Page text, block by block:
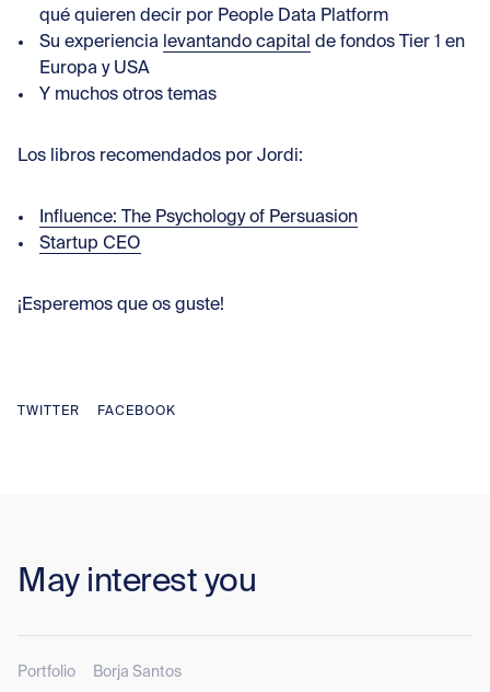
qué quieren decir por People Data Platform
Su experiencia levantando capital de fondos Tier 1 en
Europa y USA
Y muchos otros temas
Los libros recomendados por Jordi:
Influence: The Psychology of Persuasion
Startup CEO
¡Esperemos que os guste!
TWITTER FACEBOOK
May interest you
Portfolio Borja Santos